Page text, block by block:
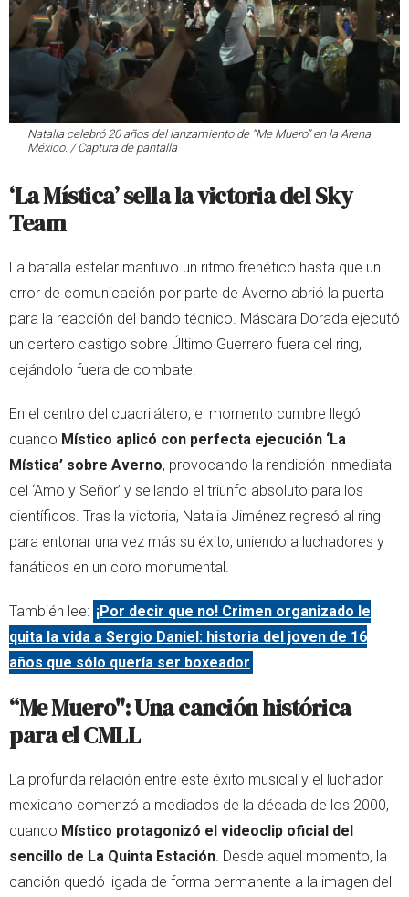
Natalia celebró 20 años del lanzamiento de “Me Muero” en la Arena
México. / Captura de pantalla
‘La Mística’ sella la victoria del Sky
Team
La batalla estelar mantuvo un ritmo frenético hasta que un
error de comunicación por parte de Averno abrió la puerta
para la reacción del bando técnico. Máscara Dorada ejecutó
un certero castigo sobre Último Guerrero fuera del ring,
dejándolo fuera de combate.
En el centro del cuadrilátero, el momento cumbre llegó
cuando Místico aplicó con perfecta ejecución ‘La
Mística’ sobre Averno, provocando la rendición inmediata
del ‘Amo y Señor’ y sellando el triunfo absoluto para los
científicos. Tras la victoria, Natalia Jiménez regresó al ring
para entonar una vez más su éxito, uniendo a luchadores y
fanáticos en un coro monumental.
También lee: ¡Por decir que no! Crimen organizado le
quita la vida a Sergio Daniel: historia del joven de 16
años que sólo quería ser boxeador
“Me Muero": Una canción histórica
para el CMLL
La profunda relación entre este éxito musical y el luchador
mexicano comenzó a mediados de la década de los 2000,
cuando Místico protagonizó el videoclip oficial del
sencillo de La Quinta Estación . Desde aquel momento, la
canción quedó ligada de forma permanente a la imagen del